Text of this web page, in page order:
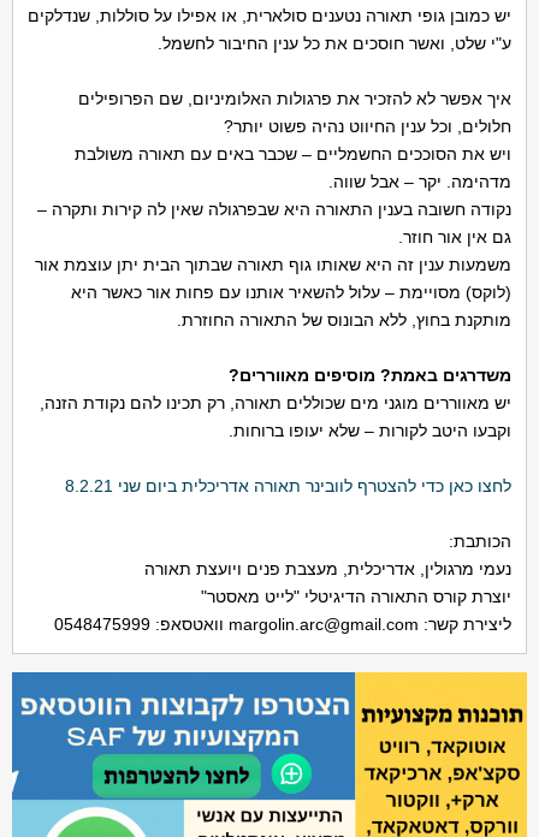
יש כמובן גופי תאורה נטענים סולארית, או אפילו על סוללות, שנדלקים
ע"י שלט, ואשר חוסכים את כל ענין החיבור לחשמל.
איך אפשר לא להזכיר את פרגולות האלומיניום, שם הפרופילים
חלולים, וכל ענין החיווט נהיה פשוט יותר?
ויש את הסוככים החשמליים – שכבר באים עם תאורה משולבת
מדהימה. יקר – אבל שווה.
נקודה חשובה בענין התאורה היא שבפרגולה שאין לה קירות ותקרה –
גם אין אור חוזר.
משמעות ענין זה היא שאותו גוף תאורה שבתוך הבית יתן עוצמת אור
(לוקס) מסויימת – עלול להשאיר אותנו עם פחות אור כאשר היא
מותקנת בחוץ, ללא הבונוס של התאורה החוזרת.
משדרגים באמת? מוסיפים מאווררים?
יש מאווררים מוגני מים שכוללים תאורה, רק תכינו להם נקודת הזנה,
וקבעו היטב לקורות – שלא יעופו ברוחות.
לחצו כאן כדי להצטרף לוובינר תאורה אדריכלית ביום שני 8.2.21
הכותבת:
נעמי מרגולין, אדריכלית, מעצבת פנים ויועצת תאורה
יוצרת קורס התאורה הדיגיטלי "לייט מאסטר"
ליצירת קשר: margolin.arc@gmail.com וואטסאפ: 0548475999